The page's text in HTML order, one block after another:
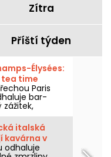
Zítra
Příští týden
Élysées:
time
Paris
bar-
s
obědy,
koktejly a
kde
každý
italská
kavárna v
odhaluje